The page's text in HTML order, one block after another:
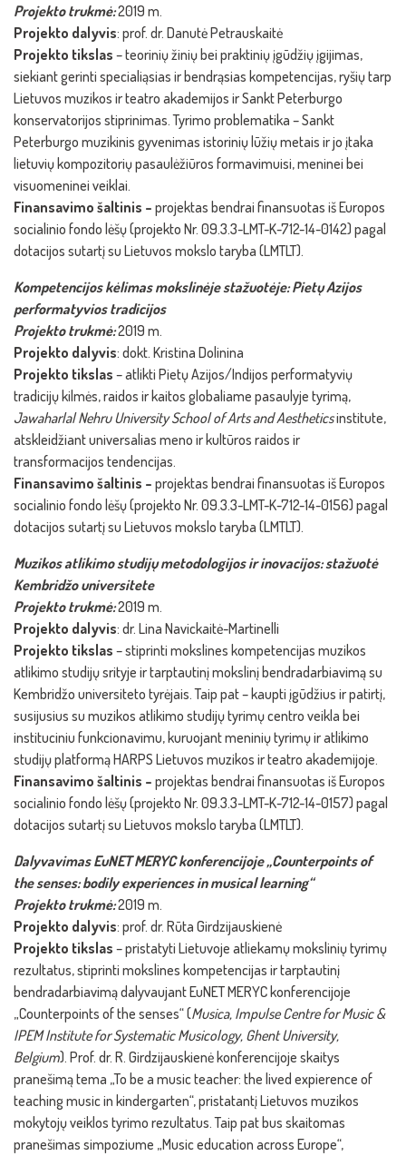
Projekto trukmė:2019 m.
Projekto dalyvis: prof. dr. Danutė Petrauskaitė
Projekto tikslas – teorinių žinių bei praktinių įgūdžių įgijimas,
siekiant gerinti specialiąsias ir bendrąsias kompetencijas, ryšių tarp
Lietuvos muzikos ir teatro akademijos ir Sankt Peterburgo
konservatorijos stiprinimas. Tyrimo problematika – Sankt
Peterburgo muzikinis gyvenimas istorinių lūžių metais ir jo įtaka
lietuvių kompozitorių pasaulėžiūros formavimuisi, meninei bei
visuomeninei veiklai.
Finansavimo šaltinis – projektas bendrai finansuotas iš Europos
socialinio fondo lėšų (projekto Nr. 09.3.3-LMT-K-712-14-0142) pagal
dotacijos sutartį su Lietuvos mokslo taryba (LMTLT).
Kompetencijos kėlimas mokslinėje stažuotėje: Pietų Azijos
performatyvios tradicijos
Projekto trukmė:2019 m.
Projekto dalyvis: dokt. Kristina Dolinina
Projekto tikslas – atlikti Pietų Azijos/Indijos performatyvių
tradicijų kilmės, raidos ir kaitos globaliame pasaulyje tyrimą,
Jawaharlal Nehru University School of Arts and Aestheticsinstitute,
atskleidžiant universalias meno ir kultūros raidos ir
transformacijos tendencijas.
Finansavimo šaltinis – projektas bendrai finansuotas iš Europos
socialinio fondo lėšų (projekto Nr. 09.3.3-LMT-K-712-14-0156) pagal
dotacijos sutartį su Lietuvos mokslo taryba (LMTLT).
Muzikos atlikimo studijų metodologijos ir inovacijos: stažuotė
Kembridžo universitete
Projekto trukmė:2019 m.
Projekto dalyvis: dr. Lina Navickaitė-Martinelli
Projekto tikslas – stiprinti mokslines kompetencijas muzikos
atlikimo studijų srityje ir tarptautinį mokslinį bendradarbiavimą su
Kembridžo universiteto tyrėjais. Taip pat – kaupti įgūdžius ir patirtį,
susijusius su muzikos atlikimo studijų tyrimų centro veikla bei
instituciniu funkcionavimu, kuruojant meninių tyrimų ir atlikimo
studijų platformą HARPS Lietuvos muzikos ir teatro akademijoje.
Finansavimo šaltinis – projektas bendrai finansuotas iš Europos
socialinio fondo lėšų (projekto Nr. 09.3.3-LMT-K-712-14-0157) pagal
dotacijos sutartį su Lietuvos mokslo taryba (LMTLT).
Dalyvavimas EuNET MERYC konferencijoje „Counterpoints of
the senses: bodily experiences in musical learning“
Projekto trukmė:2019 m.
Projekto dalyvis: prof. dr. Rūta Girdzijauskienė
Projekto tikslas – pristatyti Lietuvoje atliekamų mokslinių tyrimų
rezultatus, stiprinti mokslines kompetencijas ir tarptautinį
bendradarbiavimą dalyvaujant EuNET MERYC konferencijoje
„Counterpoints of the senses“ (Musica, Impulse Centre for Music &
IPEM Institute for Systematic Musicology, Ghent University,
Belgium). Prof. dr. R. Girdzijauskienė konferencijoje skaitys
pranešimą tema „To be a music teacher: the lived expierence of
teaching music in kindergarten“, pristatantį Lietuvos muzikos
mokytojų veiklos tyrimo rezultatus. Taip pat bus skaitomas
pranešimas simpoziume „Music education across Europe“,